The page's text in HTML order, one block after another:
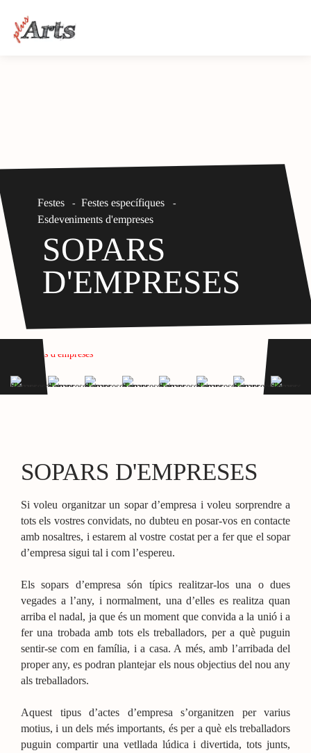
Festes - Festes específiques -
Esdeveniments d'empreses
SOPARS
D'EMPRESES
SOPARS D'EMPRESES
Si voleu organitzar un sopar d’empresa i voleu sorprendre a
tots els vostres convidats, no dubteu en posar-vos en contacte
amb nosaltres, i estarem al vostre costat per a fer que el sopar
d’empresa sigui tal i com l’espereu.
Els sopars d’empresa són típics realitzar-los una o dues
vegades a l’any, i normalment, una d’elles es realitza quan
arriba el nadal, ja que és un moment que convida a la unió i a
fer una trobada amb tots els treballadors, per a què puguin
sentir-se com en família, i a casa. A més, amb l’arribada del
proper any, es podran plantejar els nous objectius del nou any
als treballadors.
Aquest tipus d’actes d’empresa s’organitzen per varius
motius, i un dels més importants, és per a què els treballadors
puguin compartir una vetllada lúdica i divertida, tots junts,